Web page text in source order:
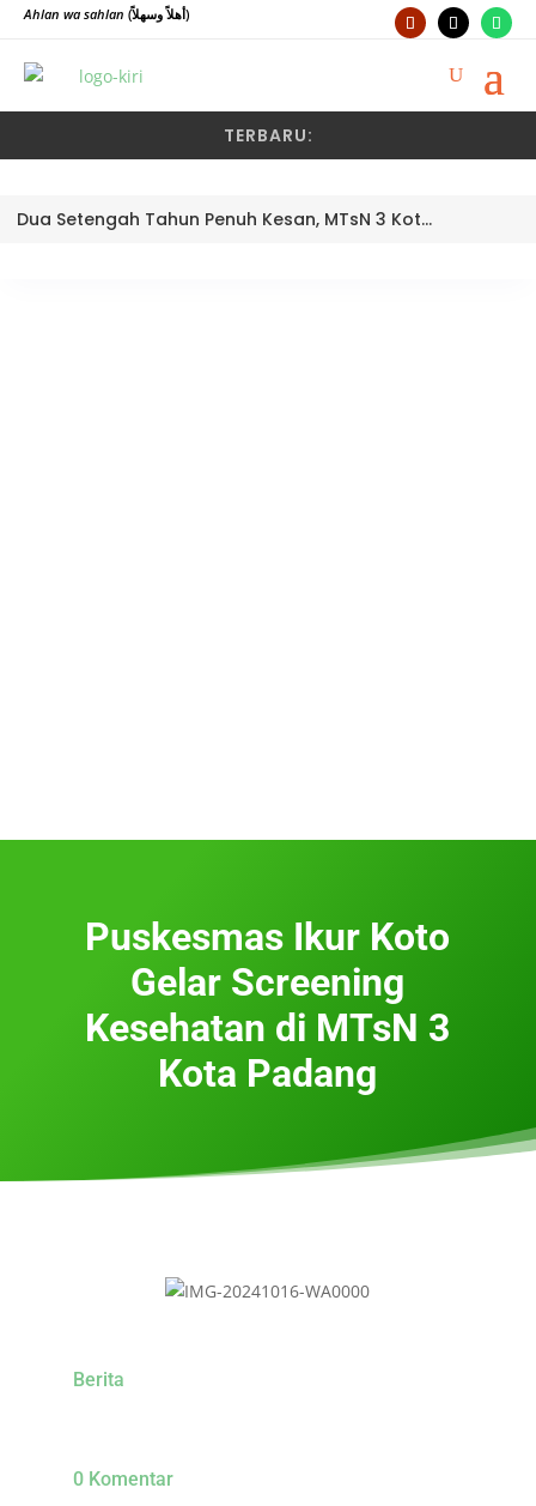
Ahlan wa sahlan (أهلاً وسهلاً)
TERBARU:
Dua Setengah Tahun Penuh Kesan, MTsN 3 Kota Padang Lepas Pengawas Pembina Dra. Nayusminar Nasrun
Puskesmas Ikur Koto
Gelar Screening
Kesehatan di MTsN 3
Kota Padang
Berita
0 Komentar